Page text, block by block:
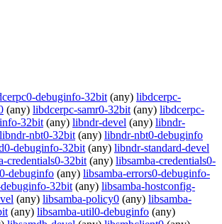
debuginfo-32bit (any) libdcerpc-
(any) libdcerpc-samr0-32bit (any) libdcerpc-
32bit (any) libndr-devel (any) libndr-
libndr-nbt0-32bit (any) libndr-nbt0-debuginfo
debuginfo-32bit (any) libndr-standard-devel
credentials0-32bit (any) libsamba-credentials0-
debuginfo (any) libsamba-errors0-debuginfo-
32bit (any) libsamba-hostconfig-
(any) libsamba-policy0 (any) libsamba-
(any) libsamba-util0-debuginfo (any)